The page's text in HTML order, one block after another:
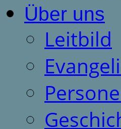
Über uns
Leitbild